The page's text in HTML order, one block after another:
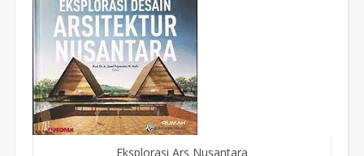
Eksplorasi Ars Nusantara